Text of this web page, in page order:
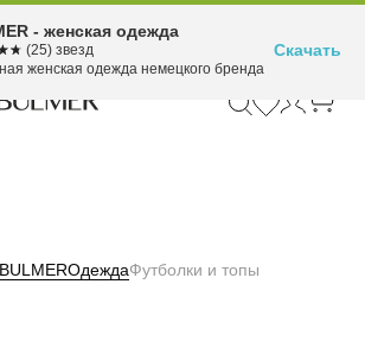
Для покупок от 300 ₽ до 30,000 ₽
ОдеждаФутболки и топы
- женская одежда
(25) звезд
женская одежда немецкого бренда
Скачать